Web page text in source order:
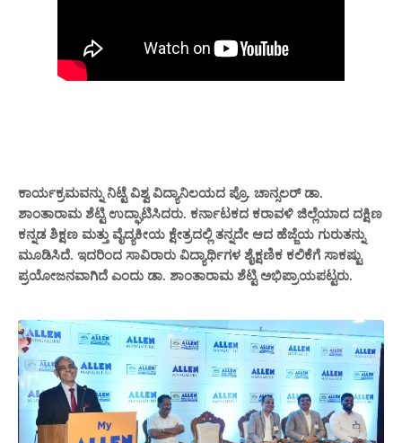
ಕಾರ್ಯಕ್ರಮವನ್ನು ನಿಟ್ಟೆ ವಿಶ್ವ ವಿದ್ಯಾನಿಲಯದ ಪ್ರೊ. ಚಾನ್ಸಲರ್ ಡಾ.
ಶಾಂತಾರಾಮ ಶೆಟ್ಟಿ ಉದ್ಘಾಟಿಸಿದರು. ಕರ್ನಾಟಕದ ಕರಾವಳಿ ಜಿಲ್ಲೆಯಾದ ದಕ್ಷಿಣ
ಕನ್ನಡ ಶಿಕ್ಷಣ ಮತ್ತು ವೈದ್ಯಕೀಯ ಕ್ಷೇತ್ರದಲ್ಲಿ ತನ್ನದೇ ಆದ ಹೆಜ್ಜೆಯ ಗುರುತನ್ನು
ಮೂಡಿಸಿದೆ. ಇದರಿಂದ ಸಾವಿರಾರು ವಿದ್ಯಾರ್ಥಿಗಳ ಶೈಕ್ಷಣಿಕ ಕಲಿಕೆಗೆ ಸಾಕಷ್ಟು
ಪ್ರಯೋಜನವಾಗಿದೆ ಎಂದು ಡಾ. ಶಾಂತಾರಾಮ ಶೆಟ್ಟಿ ಅಭಿಪ್ರಾಯಪಟ್ಟರು.